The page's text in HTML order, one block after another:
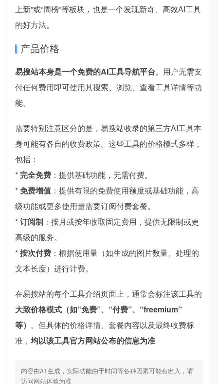
上新”或“周榜”等板块，也是一个发现新奇、高效AI工具
的好方法。
产品价格
易搜站本身是一个免费的AI工具导航平台。用户无需支
付任何费用即可使用其搜索、浏览、查看工具详情等功
能。
需要特别注意区分的是，易搜站收录的第三方AI工具本
身可能有各自的收费政策。这些工具的价格模式多样，
包括：
* 完全免费 ：提供基础功能，无需付费。
*免费增值 ：提供有限的免费使用额度或基础功能，高
级功能或更多使用量需要订阅付费套餐。
*订阅制 ：按月或按年收取固定费用，提供无限制或更
高级的服务。
*按次付费 ：根据使用量（如生成的图片数量、处理的
文本长度）进行计费。
在易搜站的每个工具介绍页面上，通常会标注该工具的
大致价格模式（如“免费”、“付费”、“freemium”
等） 。但具体的价格详情、套餐内容以及最终收费标
准， 均以该工具官方网站公布的信息为准
内容由AI生成，实际功能由于时间等各种因素可能有出入，请
访问网站体验为准